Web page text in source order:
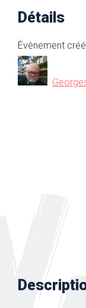
Détails
Évènement